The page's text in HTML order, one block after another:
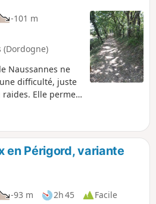
-101 m
(Dordogne)
Naussannes ne
difficulté, juste
Elle permet
ombragées
préservé et une
calcaires du
points de vue sur
Périgord. À
une belle après-
en Périgord, variante
-93 m 2h 45
Facile